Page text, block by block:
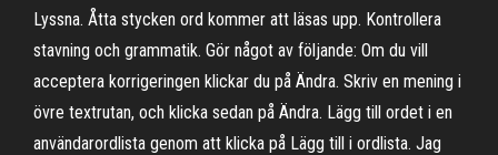
Lyssna. Åtta stycken ord kommer att läsas upp. Kontrollera
stavning och grammatik. Gör något av följande: Om du vill
acceptera korrigeringen klickar du på Ändra. Skriv en mening i
övre textrutan, och klicka sedan på Ändra. Lägg till ordet i en
användarordlista genom att klicka på Lägg till i ordlista. Jag